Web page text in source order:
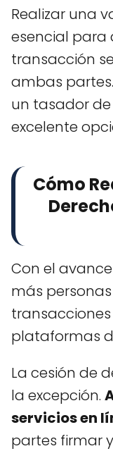
Realizar una
esencial para
transacción
ambas
un tasador
excelente
Cómo
Con el
más
plataformas
La cesión de
la excepción.
servicios en
partes firmar